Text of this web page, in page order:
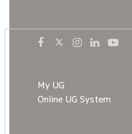
My UG
Online UG System